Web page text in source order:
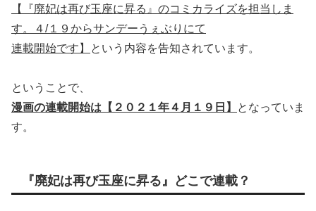
【『廃妃は再び玉座に昇る』のコミカライズを担当しま
す。４/１９からサンデーうぇぶりにて
連載開始です】
という内容を告知されています。
ということで、
漫画の連載開始は【２０２１年４月１９日】
となっていま
す。
『廃妃は再び玉座に昇る』どこで連載？